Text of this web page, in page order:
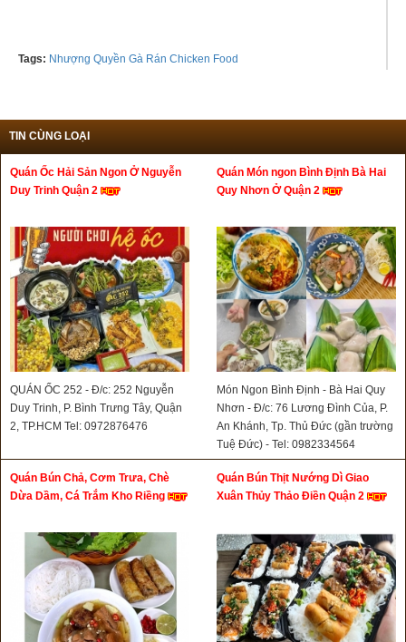
Tags: Nhượng Quyền Gà Rán Chicken Food
TIN CÙNG LOẠI
Quán Ốc Hải Sản Ngon Ở Nguyễn
Duy Trinh Quận 2
QUÁN ỐC 252 - Đ/c: 252 Nguyễn
Duy Trinh, P. Bình Trưng Tây, Quận
2, TP.HCM Tel: 0972876476
Quán Món ngon Bình Định Bà Hai
Quy Nhơn Ở Quận 2
Món Ngon Bình Định - Bà Hai Quy
Nhơn - Đ/c: 76 Lương Đình Của, P.
An Khánh, Tp. Thủ Đức (gần trường
Tuệ Đức) - Tel: 0982334564
Quán Bún Chả, Cơm Trưa, Chè
Dừa Dầm, Cá Trắm Kho Riềng
Quán Bún Thịt Nướng Dì Giao
Xuân Thủy Thảo Điền Quận 2